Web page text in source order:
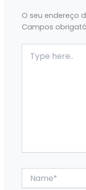
O seu endereço
Campos
here..